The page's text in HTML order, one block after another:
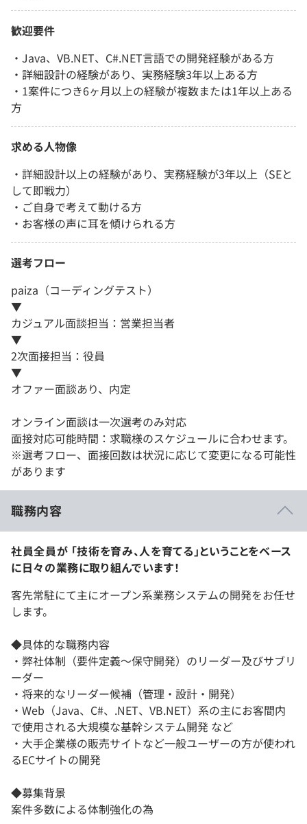
歓迎要件
・Java、VB.NET、C#.NET言語での開発経験がある方
・詳細設計の経験があり、実務経験3年以上ある方
・1案件につき6ヶ月以上の経験が複数または1年以上ある
方
求める人物像
・詳細設計以上の経験があり、実務経験が3年以上（SEと
して即戦力）
・ご自身で考えて動ける方
・お客様の声に耳を傾けられる方
選考フロー
paiza（コーディングテスト）
▼
カジュアル面談担当：営業担当者
▼
2次面接担当：役員
▼
オファー面談あり、内定
オンライン面談は一次選考のみ対応
面接対応可能時間：求職様のスケジュールに合わせます。
※選考フロー、面接回数は状況に応じて変更になる可能性
があります
職務内容
社員全員が 「技術を育み、人を育てる」ということをベース
に日々の業務に取り組んでいます！
客先常駐にて主にオープン系業務システムの開発をお任せ
します。
◆具体的な職務内容
・弊社体制（要件定義～保守開発）のリーダー及びサブリ
ーダー
・将来的なリーダー候補（管理・設計・開発）
・Web（Java、C#、.NET、VB.NET）系の主にお客間内
で使用される大規模な基幹システム開発 など
・大手企業様の販売サイトなど一般ユーザーの方が使われ
るECサイトの開発
◆募集背景
案件多数による体制強化の為